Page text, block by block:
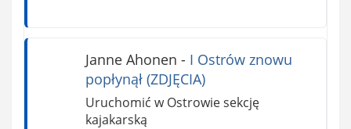
Janne Ahonen - I Ostrów znowu
popłynął (ZDJĘCIA)
Uruchomić w Ostrowie sekcję
kajakarską